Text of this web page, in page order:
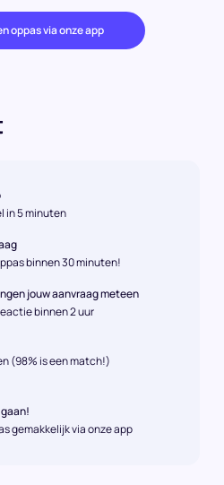
oppas via onze app
in 5 minuten
binnen 30 minuten!
jouw aanvraag meteen
binnen 2 uur
(98% is een match!)
gemakkelijk via onze app